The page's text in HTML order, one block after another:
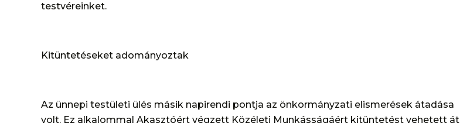
testvéreinket.
Kitüntetéseket adományoztak
Az ünnepi testületi ülés másik napirendi pontja az önkormányzati elismerések átadása
volt. Ez alkalommal Akasztóért végzett Közéleti Munkásságáért kitüntetést vehetett át